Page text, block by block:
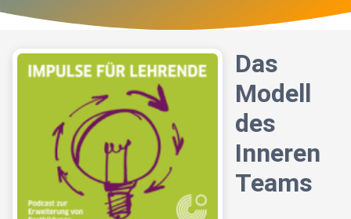
Das
Modell
des
Inneren
Teams